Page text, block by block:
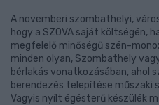
A novemberi szombathelyi,
hogy a SZOVA saját költségén,
megfelelő minőségű szén-
minden olyan, Szombathely
bérlakás vonatkozásában, ahol
berendezés telepítése műszaki
Vagyis nyílt égésterű készülék